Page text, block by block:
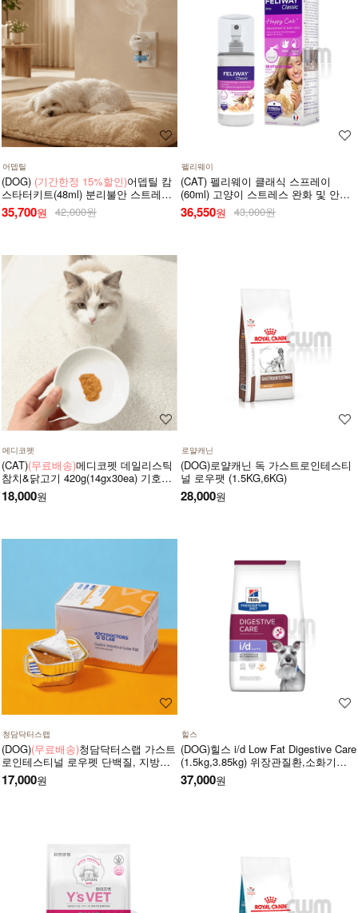
어뎁틸
(DOG) (기간한정 15%할인)어뎁틸 캄
스타터키트(48ml) 분리불안 스트레스
안정 디퓨저 (리필+본품(훈증기)구성)
35,700원 42,000원
펠리웨이
(CAT) 펠리웨이 클래식 스프레이
(60ml) 고양이 스트레스 완화 및 안정
감 스프레이
36,550원 43,000원
메디코펫
(CAT)(무료배송)메디코펫 데일리스틱
참치&닭고기 420g(14gx30ea) 기호성
좋은 저나트륨 하루 종합 영양제 츄르
18,000원
로얄캐닌
(DOG)로얄캐닌 독 가스트로인테스티
널 로우팻 (1.5KG,6KG)
28,000원
청담닥터스랩
(DOG)(무료배송)청담닥터스랩 가스트
로인테스티널 로우펫 단백질, 지방의
함량을 줄인 습식 캔사료
600g(100gx6ea) 저지방처방습식,췌장
17,000원
힐스
(DOG)힐스 i/d Low Fat Digestive Care
(1.5kg,3.85kg) 위장관질환,소화기질
환,췌장염-처방식,처방사료
37,000원